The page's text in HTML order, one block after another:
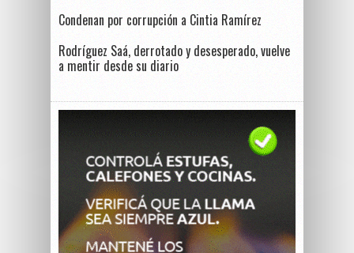
Condenan por corrupción a Cintia Ramírez
Rodríguez Saá, derrotado y desesperado, vuelve
a mentir desde su diario